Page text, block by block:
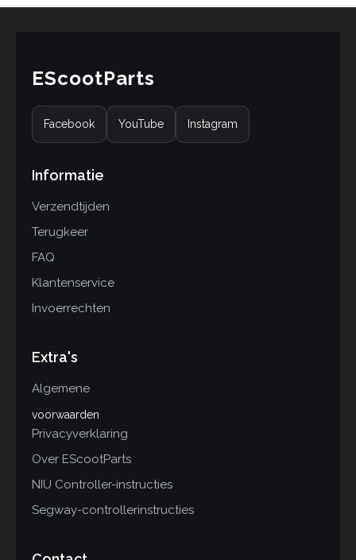
EScootParts
Facebook YouTube Instagram
Informatie
Verzendtijden
Terugkeer
FAQ
Klantenservice
Invoerrechten
Extra's
Algemene
voorwaarden
Privacyverklaring
Over EScootParts
NIU Controller-instructies
Segway-controllerinstructies